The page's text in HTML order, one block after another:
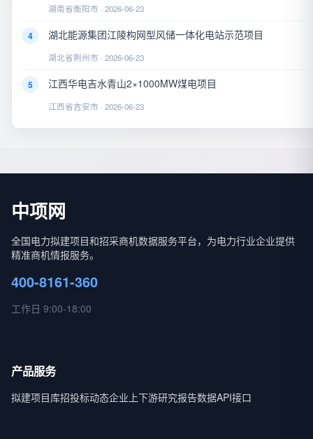
湖南省衡阳市 · 2026-06-23
4 湖北能源集团江陵构网型风储一体化电站示范项目
湖北省荆州市 · 2026-06-23
5 江西华电吉水青山2×1000MW煤电项目
江西省吉安市 · 2026-06-23
中项网
全国电力拟建项目和招采商机数据服务平台，为电力行业企业提供
精准商机情报服务。
400-8161-360
工作日 9:00-18:00
产品服务
拟建项目库招投标动态企业上下游研究报告数据API接口